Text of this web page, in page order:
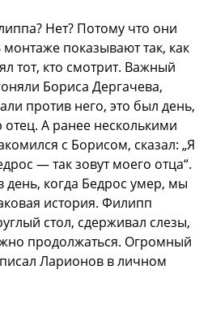
Нет? Потому что они
показывают так, как
тот, кто смотрит. Важный
Бориса Дергачева,
против него, это был день,
А ранее несколькими
с Борисом, сказал: „Я
— так зовут моего отца“.
когда Бедрос умер, мы
история. Филипп
стол, сдерживал слезы,
продолжаться. Огромный
Ларионов в личном